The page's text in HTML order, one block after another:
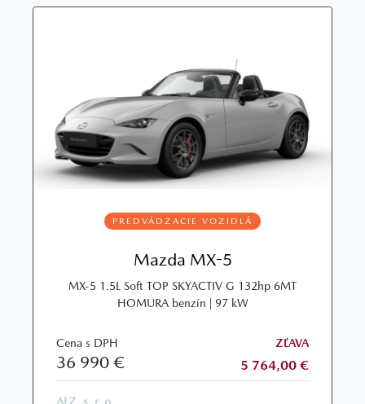
PREDVÁDZACIE VOZIDLÁ
Mazda MX-5
MX‑5 1.5L Soft TOP SKYACTIV G 132hp 6MT
HOMURA benzín | 97 kW
Cena s DPH
36 990 €
ZĽAVA
5 764,00 €